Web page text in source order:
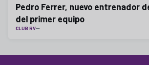
Pedro Ferrer, nuevo entrenador
del primer equipo
CLUB RV